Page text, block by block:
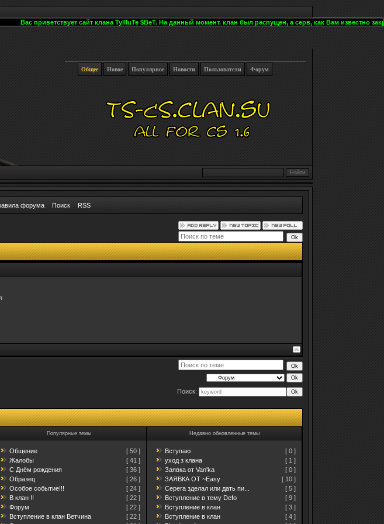
Вас приветствует сайт клана TyIIIuTe $BeT. На данный момент. клан был распущен, а серв, как Вам известно
Общее Новое Популярное Новости Пользователи Форум
форума Поиск RSS
Поиск:
Популярные темы Недавно обновленные темы
Общение
[ 50 ]
Жалобы
[ 41 ]
С Днём рождения
[ 36 ]
Образец
[ 26 ]
Особоe событие!!!
[ 24 ]
В клан !!
[ 22 ]
Форум
[ 22 ]
Вступление в клан Ветчина
[ 22 ]
Вступаю
[ 0 ]
уход з клана
[ 1 ]
Заявка от Van'ka
[ 0 ]
ЗАЯВКА ОТ ~Easy
[ 10 ]
Серега зделал или дать пи...
[ 5 ]
Вступление в тему Defo
[ 9 ]
Вступление в клан
[ 3 ]
Вступление в клан
[ 4 ]